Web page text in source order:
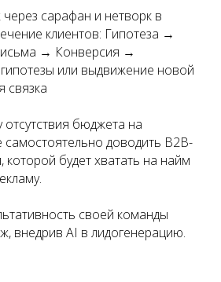
сарафан и нетворк в
клиентов: Гипотеза →
→ Конверсия →
или выдвижение новой
связка
бюджета на
самостоятельно доводить B2B-
которой будет хватать на найм
своей команды
внедрив AI в лидогенерацию.